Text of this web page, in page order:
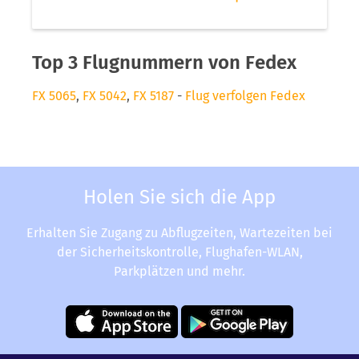
Top 3 Flugnummern von Fedex
FX 5065, FX 5042, FX 5187 - Flug verfolgen Fedex
Holen Sie sich die App
Erhalten Sie Zugang zu Abflugzeiten, Wartezeiten bei
der Sicherheitskontrolle, Flughafen-WLAN,
Parkplätzen und mehr.